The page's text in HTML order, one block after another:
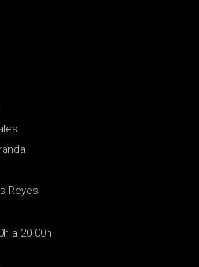
Reyes
a 20.00h